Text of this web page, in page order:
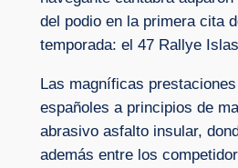
del podio en la primera cita
temporada: el 47 Rallye
Las magníficas
españoles a principios de
abrasivo asfalto insular,
además entre los